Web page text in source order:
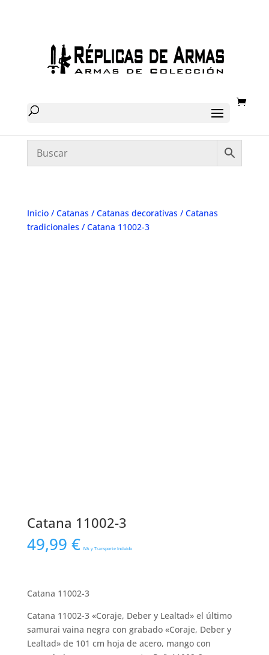
Inicio/ Catanas/ Catanas decorativas/ Catanas
tradicionales/ Catana 11002-3
Catana 11002-3
49,99 € IVA y Transporte Incluido
Catana 11002-3
Catana 11002-3 «Coraje, Deber y Lealtad» el último
samurai vaina negra con grabado «Coraje, Deber y
Lealtad» de 101 cm hoja de acero, mango con